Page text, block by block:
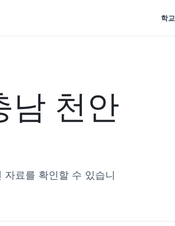
학
남 천안
료를 확인할 수 있습니